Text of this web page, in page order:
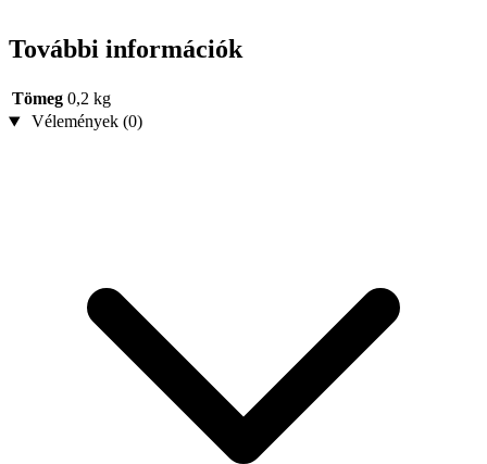
További információk
Tömeg 0,2 kg
Vélemények (0)